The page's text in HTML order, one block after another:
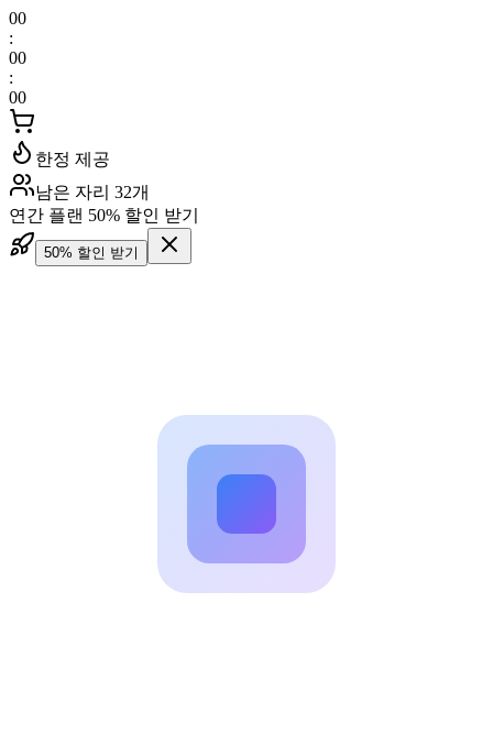
00
:
00
:
00
한정 제공
남은 자리 32개
연간 플랜 50% 할인 받기
50% 할인 받기